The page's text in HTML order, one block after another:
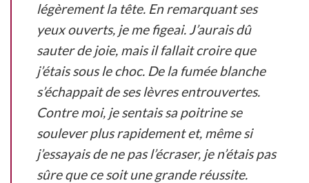
légèrement la tête. En remarquant ses
yeux ouverts, je me figeai. J’aurais dû
sauter de joie, mais il fallait croire que
j’étais sous le choc. De la fumée blanche
s’échappait de ses lèvres entrouvertes.
Contre moi, je sentais sa poitrine se
soulever plus rapidement et, même si
j’essayais de ne pas l’écraser, je n’étais pas
sûre que ce soit une grande réussite.